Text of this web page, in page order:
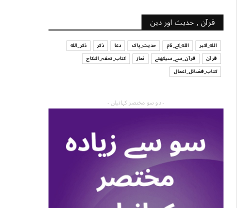
قرآن , حدیث اور دین
الله_اکبر الله_کے_نام حدیث_پاک دعا ذکر
ذکر_الله
قرآن
قرآن_سے_سیکھئے نماز
کتاب_تحفہ_النکاح
کتاب_فضائل_اعمال
- دو سو مختصر کہانیاں -